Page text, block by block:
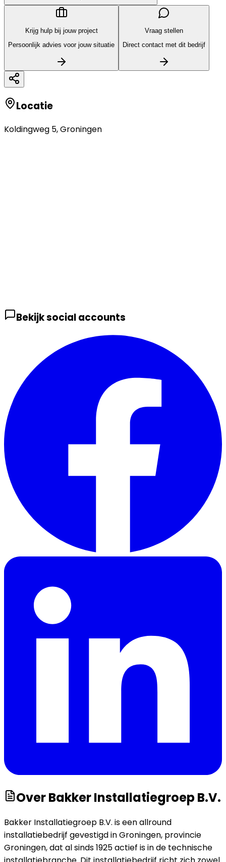
Krijg hulp bij jouw project
Persoonlijk advies voor jouw situatie
Vraag stellen
Direct contact met dit bedrijf
Locatie
Koldingweg 5,Groningen
Bekijk social accounts
OverBakker Installatiegroep B.V.
Bakker Installatiegroep B.V. is een allround
installatiebedrijf gevestigd in Groningen, provincie
Groningen, dat al sinds 1925 actief is in de technische